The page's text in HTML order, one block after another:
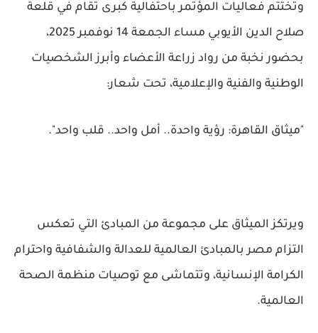
وتُختتم فعاليات المؤتمر باحتفالية كبرى تقام في قلعة
صلاح الدين الأيوبي مساء الجمعة 14 نوفمبر 2025،
بحضور نخبة من رواد زراعة الأعضاء وأبرز الشخصيات
الوطنية والفنية والإعلامية، تحت شعار:
"ميثاق القاهرة: رؤية واحدة.. أمل واحد.. قلب واحد".
ويرتكز الميثاق على مجموعة من المبادئ التي تعكس
التزام مصر بالمبادئ العالمية للعدالة والشفافية واحترام
الكرامة الإنسانية، وتتماشى مع توصيات منظمة الصحة
العالمية.